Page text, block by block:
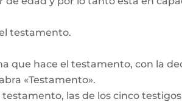
testamento.
que hace el testamento, con la
«Testamento».
las de los cinco